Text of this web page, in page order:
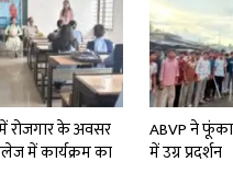
रोजगार के अवसर
में कार्यक्रम का
ABVP ने फूंका
में उग्र प्रदर्शन